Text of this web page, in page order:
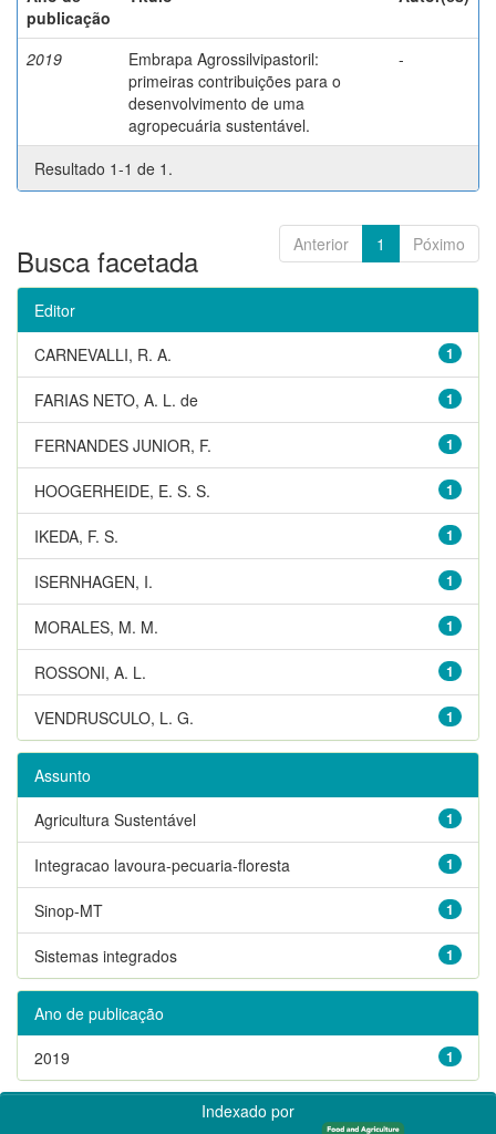
publicação
2019
Embrapa Agrossilvipastoril:
primeiras contribuições para o
desenvolvimento de uma
agropecuária sustentável.
-
Resultado 1-1 de 1.
Anterior 1 Póximo
Busca facetada
Editor
1
CARNEVALLI, R. A.
1
FARIAS NETO, A. L. de
1
FERNANDES JUNIOR, F.
1
HOOGERHEIDE, E. S. S.
1
IKEDA, F. S.
1
ISERNHAGEN, I.
1
MORALES, M. M.
1
ROSSONI, A. L.
1
VENDRUSCULO, L. G.
Assunto
1
Agricultura Sustentável
1
Integracao lavoura-pecuaria-floresta
1
Sinop-MT
1
Sistemas integrados
Ano de publicação
1
2019
Indexado por